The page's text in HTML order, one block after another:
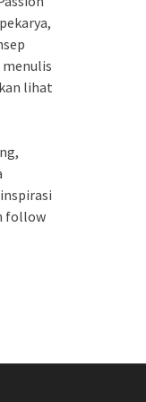
menulis
lihat
follow